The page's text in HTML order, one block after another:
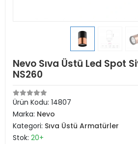
Nevo Sıva Üstü Led Spot
NS260
Ürün Kodu: 14807
Marka: Nevo
Kategori: Sıva Üstü Armatürler
Stok: 20+